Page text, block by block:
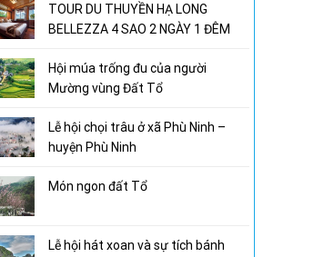
TOUR DU THUYỀN HẠ LONG
BELLEZZA 4 SAO 2 NGÀY 1 ĐÊM
Hội múa trống đu của người
Mường vùng Đất Tổ
Lễ hội chọi trâu ở xã Phù Ninh –
huyện Phù Ninh
Món ngon đất Tổ
Lễ hội hát xoan và sự tích bánh